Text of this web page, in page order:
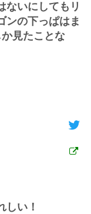
ないにしてもリ
ンの下っぱはま
見たことな
しい！